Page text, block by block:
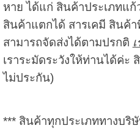
หาย ได้แก่ สินค้าประเภทแ
สินค้าแตกได้ สารเคมี สินค้
สามารถจัดส่งได้ตามปรกติ
เราระมัดระวังให้ท่านได้ค่
ไม่ประกัน)
*** สินค้าทุกประเภททางบริ